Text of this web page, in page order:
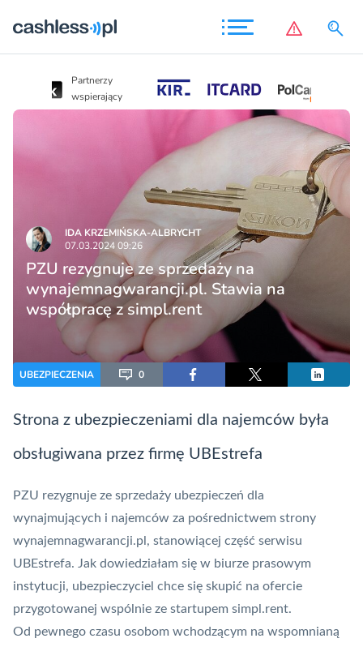
Partnerzy
wspierający
IDA KRZEMIŃSKA-ALBRYCHT
07.03.2024 09:26
PZU rezygnuje ze sprzedaży na
wynajemnagwarancji.pl. Stawia na
współpracę z simpl.rent
UBEZPIECZENIA 0
Strona z ubezpieczeniami dla najemców była
obsługiwana przez firmę UBEstrefa
PZU rezygnuje ze sprzedaży ubezpieczeń dla
wynajmujących i najemców za pośrednictwem strony
wynajemnagwarancji.pl, stanowiącej część serwisu
UBEstrefa. Jak dowiedziałam się w biurze prasowym
instytucji, ubezpieczyciel chce się skupić na ofercie
przygotowanej wspólnie ze startupem simpl.rent.
Od pewnego czasu osobom wchodzącym na wspomnianą